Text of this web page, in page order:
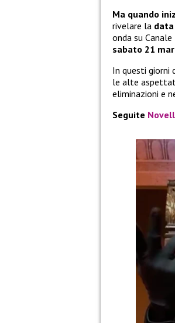
Ma quando
rivelare la
onda su
sabato 21
In questi giorni
le alte
eliminazioni e
Seguite